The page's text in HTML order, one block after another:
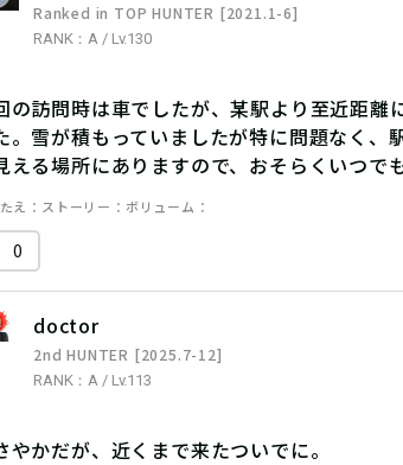
Ranked in TOP HUNTER [2021.1-6]
RANK：A / Lv.130
の訪問時は車でしたが、某駅より至近距離
。雪が積もっていましたが特に問題なく
える場所にありますので、おそらくいつで
え ストーリー ボリューム
0
doctor
2nd HUNTER [2025.7-12]
RANK：A / Lv.113
やかだが、近くまで来たついでに。